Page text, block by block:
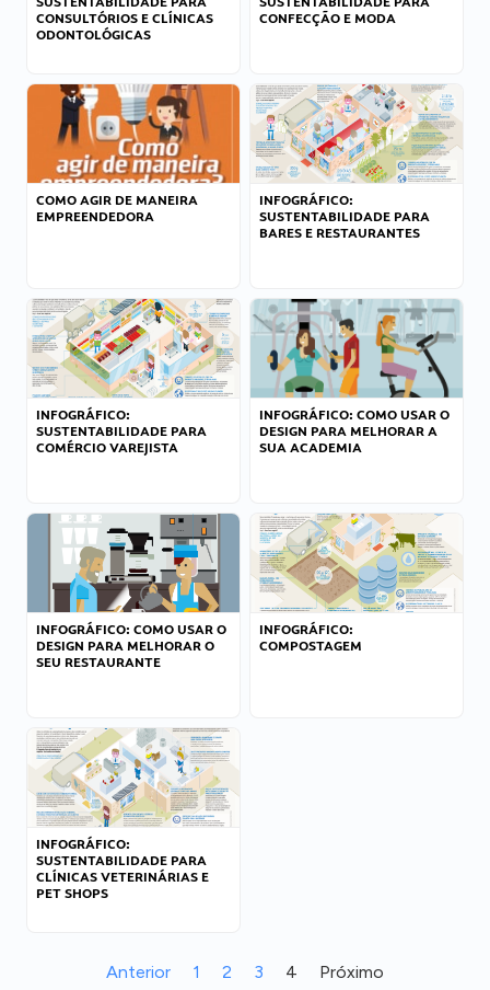
CONSULTÓRIOS E CLÍNICAS
ODONTOLÓGICAS
CONFECÇÃO E MODA
COMO AGIR DE MANEIRA
EMPREENDEDORA
INFOGRÁFICO:
SUSTENTABILIDADE PARA
BARES E RESTAURANTES
INFOGRÁFICO:
SUSTENTABILIDADE PARA
COMÉRCIO VAREJISTA
INFOGRÁFICO: COMO USAR O
DESIGN PARA MELHORAR A
SUA ACADEMIA
INFOGRÁFICO: COMO USAR O
DESIGN PARA MELHORAR O
SEU RESTAURANTE
INFOGRÁFICO:
COMPOSTAGEM
INFOGRÁFICO:
SUSTENTABILIDADE PARA
CLÍNICAS VETERINÁRIAS E
PET SHOPS
Anterior 1 2 3 4 Próximo